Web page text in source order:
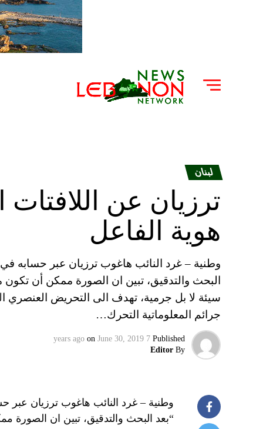
لبنان
ترزيان عن
هوية الفاعل
وطنية – غرد النائب هاغوب ترزيان عبر حسابه في
البحث والتدقيق، تبين ان الصورة ممكن أن تكون
سيئة لا بل جرمية، تهدف الى التحريض العنصري
جرائم المعلوماتية التحرك…
Published
7 years ago
on June 30, 2019
By
Editor
وطنية – غرد النائب هاغوب ترزيان عبر
“بعد البحث والتدقيق، تبين ان الصورة